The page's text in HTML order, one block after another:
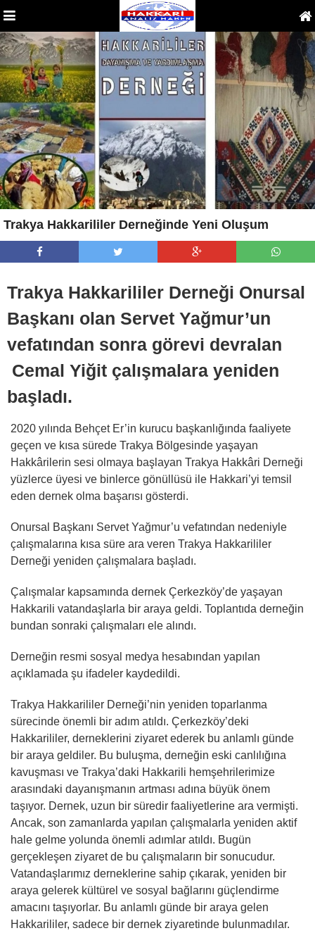
Trakya Hakkarililer Derneğinde Yeni Oluşum
Trakya Hakkarililer Derneği Onursal
Başkanı olan Servet Yağmur’un
vefatından sonra görevi devralan
Cemal Yiğit çalışmalara yeniden
başladı.
2020 yılında Behçet Er’in kurucu başkanlığında faaliyete
geçen ve kısa sürede Trakya Bölgesinde yaşayan
Hakkârilerin sesi olmaya başlayan Trakya Hakkâri Derneği
yüzlerce üyesi ve binlerce gönüllüsü ile Hakkari’yi temsil
eden dernek olma başarısı gösterdi.
Onursal Başkanı Servet Yağmur’u vefatından nedeniyle
çalışmalarına kısa süre ara veren Trakya Hakkarililer
Derneği yeniden çalışmalara başladı.
Çalışmalar kapsamında dernek Çerkezköy’de yaşayan
Hakkarili vatandaşlarla bir araya geldi. Toplantıda derneğin
bundan sonraki çalışmaları ele alındı.
Derneğin resmi sosyal medya hesabından yapılan
açıklamada şu ifadeler kaydedildi.
Trakya Hakkarililer Derneği’nin yeniden toparlanma
sürecinde önemli bir adım atıldı. Çerkezköy’deki
Hakkarililer, derneklerini ziyaret ederek bu anlamlı günde
bir araya geldiler. Bu buluşma, derneğin eski canlılığına
kavuşması ve Trakya’daki Hakkarili hemşehrilerimize
arasındaki dayanışmanın artması adına büyük önem
taşıyor. Dernek, uzun bir süredir faaliyetlerine ara vermişti.
Ancak, son zamanlarda yapılan çalışmalarla yeniden aktif
hale gelme yolunda önemli adımlar atıldı. Bugün
gerçekleşen ziyaret de bu çalışmaların bir sonucudur.
Vatandaşlarımız derneklerine sahip çıkarak, yeniden bir
araya gelerek kültürel ve sosyal bağlarını güçlendirme
amacını taşıyorlar. Bu anlamlı günde bir araya gelen
Hakkarililer, sadece bir dernek ziyaretinde bulunmadılar.